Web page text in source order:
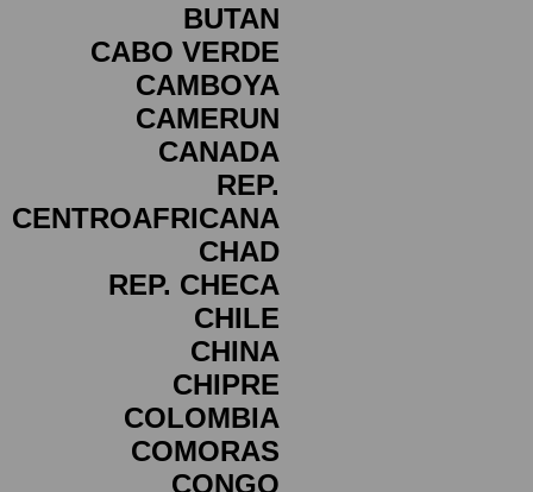
BUTAN
CABO VERDE
CAMBOYA
CAMERUN
CANADA
REP.
CENTROAFRICANA
CHAD
REP. CHECA
CHILE
CHINA
CHIPRE
COLOMBIA
COMORAS
CONGO